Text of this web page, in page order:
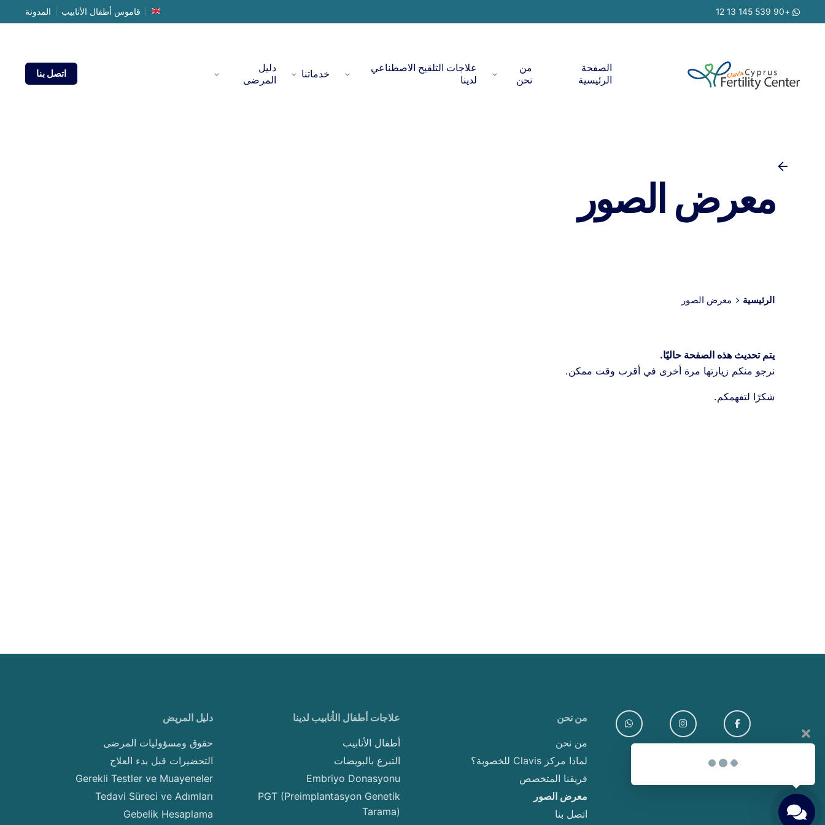
to
+90 539 145 13 12 المدونة قاموس أطفال الأنابيب
الصفحة
الرئيسية
من
نحن
علاجات التلقيح الاصطناعي
لدينا
خدماتنا
دليل
المرضى
اتصل بنا
معرض الصور
الرئيسية معرض الصور
يتم تحديث هذه الصفحة حاليًا.
نرجو منكم زيارتها مرة أخرى في أقرب وقت ممكن.
شكرًا لتفهمكم.
من نحن
من نحن
لماذا مركز Clavis للخصوبة؟
فريقنا المتخصص
معرض الصور
اتصل بنا
علاجات أطفال الأنابيب لدينا
أطفال الأنابيب
التبرع بالبويضات
Embriyo Donasyonu
PGT (Preimplantasyon Genetik
Tarama)
دليل المريض
حقوق ومسؤوليات المرضى
التحضيرات قبل بدء العلاج
Gerekli Testler ve Muayeneler
Tedavi Süreci ve Adımları
Gebelik Hesaplama